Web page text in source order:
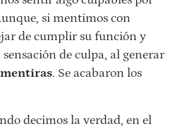
si mentimos con
de cumplir su función y
de culpa, al generar
. Se acabaron los
decimos la verdad, en el